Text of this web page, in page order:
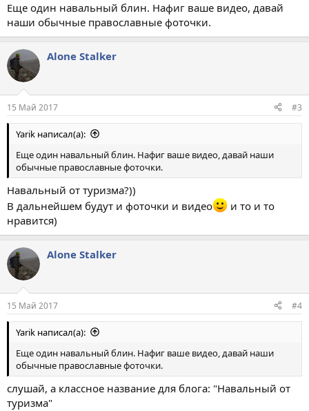
Еще один навальный блин. Нафиг ваше видео, давай
наши обычные православные фоточки.
Alone Stalker
15 Май 2017 #3
Yarik написал(а):
Еще один навальный блин. Нафиг ваше видео, давай наши
обычные православные фоточки.
Навальный от туризма?))
В дальнейшем будут и фоточки и видео
и то и то
нравится)
Alone Stalker
15 Май 2017 #4
Yarik написал(а):
Еще один навальный блин. Нафиг ваше видео, давай наши
обычные православные фоточки.
слушай, а классное название для блога: "Навальный от
туризма"